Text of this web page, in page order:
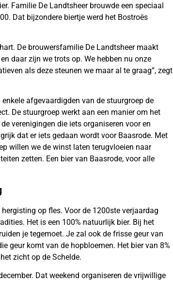
Familie De Landtsheer brouwde een speciaal
Dat bijzondere biertje werd het Bostroës
De brouwersfamilie De Landtsheer maakt
daar zijn we trots op. We hebben nu onze
als deze steunen we maar al te graag”, zegt
afgevaardigden van de stuurgroep de
De stuurgroep werkt aan een manier om het
verenigingen die iets organiseren voor en
dat er iets gedaan wordt voor Baasrode. Met
willen we de winst laten terugvloeien naar
zetten. Een bier van Baasrode, voor alle
op fles. Voor de 1200ste verjaardag
Het is een 100% natuurlijk bier. Bij het
je tegemoet. Je zal ook de frisse geur van
geur komt van de hopbloemen. Het bier van 8%
zicht op de Schelde.
Dat weekend organiseren de vrijwillige